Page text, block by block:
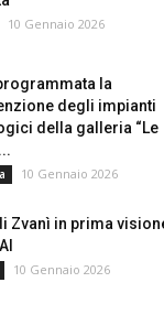
10 Gennaio 2026
la
degli impianti
della galleria “Le
10 Gennaio 2026
Zvanì in prima
10 Gennaio 2026